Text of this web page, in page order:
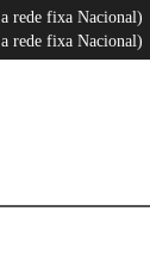
rede fixa Nacional)
rede fixa Nacional)